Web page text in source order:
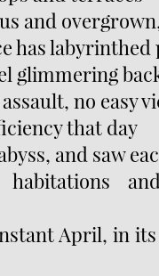
and
has
glimmering
no easy
that day
and saw
April, in its